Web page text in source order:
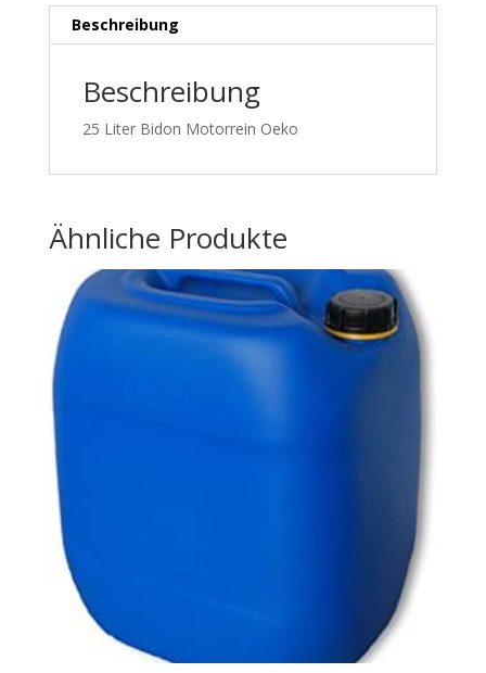
Beschreibung
Beschreibung
25 Liter Bidon Motorrein Oeko
Ähnliche Produkte